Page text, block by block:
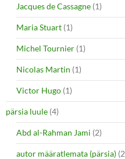
Jacques de Cassagne (1)
Maria Stuart (1)
Michel Tournier (1)
Nicolas Martin (1)
Victor Hugo (1)
pärsia luule (4)
Abd al-Rahman Jami (2)
autor määratlemata (pärsia)